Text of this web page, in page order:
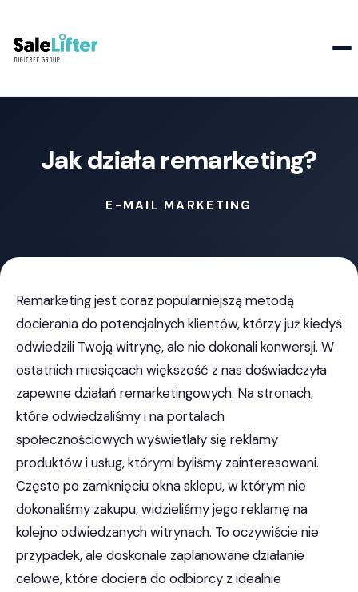
Jak działa remarketing?
E-MAIL MARKETING
Remarketing jest coraz popularniejszą metodą
docierania do potencjalnych klientów, którzy już kiedyś
odwiedzili Twoją witrynę, ale nie dokonali konwersji. W
ostatnich miesiącach większość z nas doświadczyła
zapewne działań remarketingowych. Na stronach,
które odwiedzaliśmy i na portalach
społecznościowych wyświetlały się reklamy
produktów i usług, którymi byliśmy zainteresowani.
Często po zamknięciu okna sklepu, w którym nie
dokonaliśmy zakupu, widzieliśmy jego reklamę na
kolejno odwiedzanych witrynach. To oczywiście nie
przypadek, ale doskonale zaplanowane działanie
celowe, które dociera do odbiorcy z idealnie